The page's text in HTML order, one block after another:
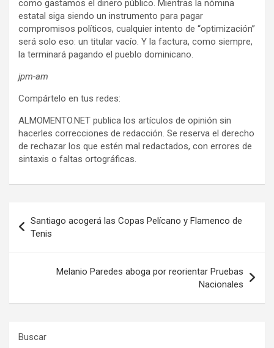
como gastamos el dinero público. Mientras la nómina
estatal siga siendo un instrumento para pagar
compromisos políticos, cualquier intento de “optimización”
será solo eso: un titular vacío. Y la factura, como siempre,
la terminará pagando el pueblo dominicano.
jpm-am
Compártelo en tus redes:
ALMOMENTO.NET publica los artículos de opinión sin
hacerles correcciones de redacción. Se reserva el derecho
de rechazar los que estén mal redactados, con errores de
sintaxis o faltas ortográficas.
de
entradas
Santiago acogerá las Copas Pelícano y Flamenco de
Tenis
Melanio Paredes aboga por reorientar Pruebas
Nacionales
Buscar